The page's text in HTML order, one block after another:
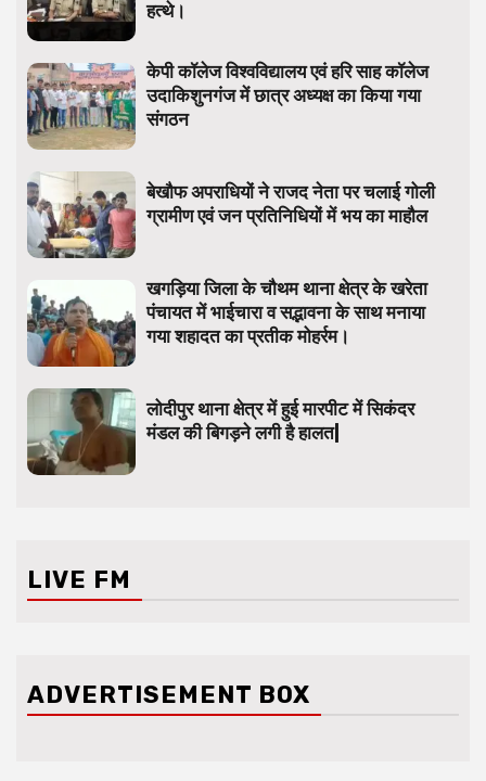
हत्थे।
केपी कॉलेज विश्वविद्यालय एवं हरि साह कॉलेज
उदाकिशुनगंज में छात्र अध्यक्ष का किया गया
संगठन
बेखौफ अपराधियों ने राजद नेता पर चलाई गोली
ग्रामीण एवं जन प्रतिनिधियों में भय का माहौल
खगड़िया जिला के चौथम थाना क्षेत्र के खरेता
पंचायत में भाईचारा व सद्भावना के साथ मनाया
गया शहादत का प्रतीक मोहर्रम।
लोदीपुर थाना क्षेत्र में हुई मारपीट में सिकंदर
मंडल की बिगड़ने लगी है हालत|
LIVE FM
ADVERTISEMENT BOX